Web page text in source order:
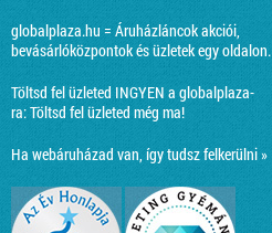
globalplaza.hu = Áruházláncok akciói,
bevásárlóközpontok és üzletek egy oldalon.
Töltsd fel üzleted INGYEN a globalplaza-
ra:Töltsd fel üzleted még ma!
Ha webáruházad van, így tudsz felkerülni »